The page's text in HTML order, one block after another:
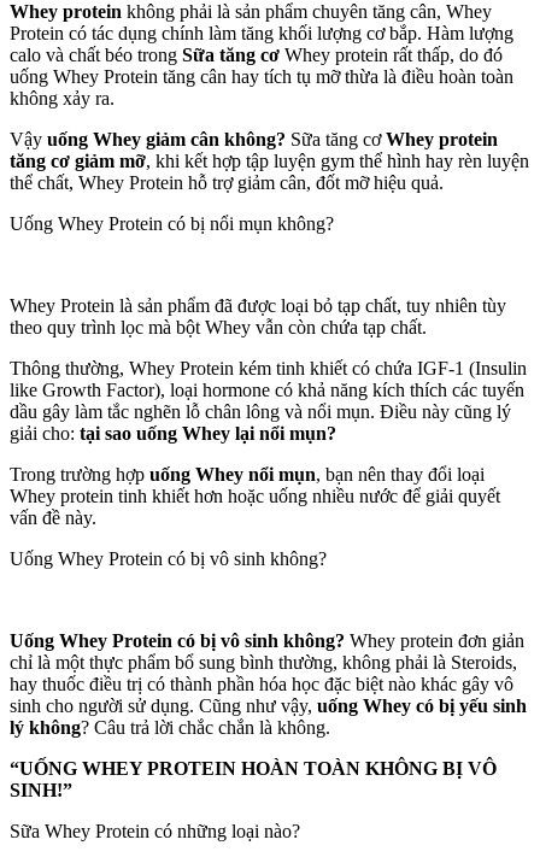
Whey protein không phải là sản phẩm chuyên tăng cân, Whey
Protein có tác dụng chính làm tăng khối lượng cơ bắp. Hàm lượng
calo và chất béo trong Sữa tăng cơ Whey protein rất thấp, do đó
uống Whey Protein tăng cân hay tích tụ mỡ thừa là điều hoàn toàn
không xảy ra.
Vậy uống Whey giảm cân không? Sữa tăng cơWhey protein
tăng cơ giảm mỡ, khi kết hợp tập luyện gym thể hình hay rèn luyện
thể chất, Whey Protein hỗ trợ giảm cân, đốt mỡ hiệu quả.
Uống Whey Protein có bị nổi mụn không?
Whey Protein là sản phẩm đã được loại bỏ tạp chất, tuy nhiên tùy
theo quy trình lọc mà bột Whey vẫn còn chứa tạp chất.
Thông thường, Whey Protein kém tinh khiết có chứa IGF-1 (Insulin
like Growth Factor), loại hormone có khả năng kích thích các tuyến
dầu gây làm tắc nghẽn lỗ chân lông và nổi mụn. Điều này cũng lý
giải cho: tại sao uống Whey lại nổi mụn?
Trong trường hợp uống Whey nổi mụn, bạn nên thay đổi loại
Whey protein tinh khiết hơn hoặc uống nhiều nước để giải quyết
vấn đề này.
Uống Whey Protein có bị vô sinh không?
Uống Whey Protein có bị vô sinh không? Whey protein đơn giản
chỉ là một thực phẩm bổ sung bình thường, không phải là Steroids,
hay thuốc điều trị có thành phần hóa học đặc biệt nào khác gây vô
sinh cho người sử dụng. Cũng như vậy, uống Whey có bị yếu sinh
lý không? Câu trả lời chắc chắn là không.
“UỐNG WHEY PROTEIN HOÀN TOÀN KHÔNG BỊ VÔ
SINH!”
Sữa Whey Protein có những loại nào?